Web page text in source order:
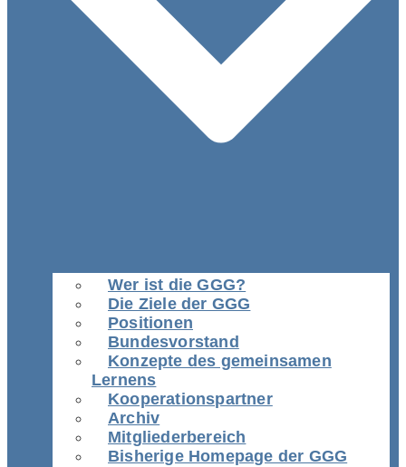
Wer ist die GGG?
Die Ziele der GGG
Positionen
Bundesvorstand
Konzepte des gemeinsamen
Lernens
Kooperationspartner
Archiv
Mitgliederbereich
Bisherige Homepage der GGG